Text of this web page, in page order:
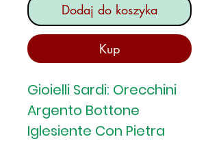
Dodaj do koszyka
Kup
Gioielli Sardi: Orecchini
Argento Bottone
Iglesiente Con Pietra